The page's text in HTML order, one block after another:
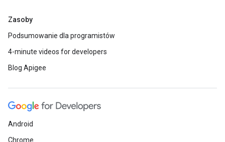
Zasoby
Podsumowanie dla programistów
4-minute videos for developers
Blog Apigee
Android
Chrome